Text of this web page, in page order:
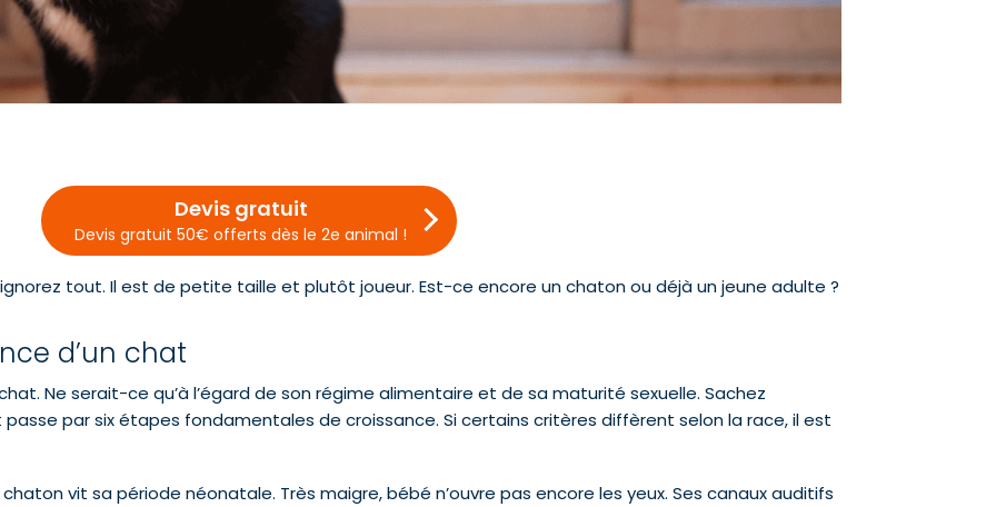
Devis gratuit
Devis gratuit 50€ offerts dès le 2e animal !
tout. Il est de petite taille et plutôt joueur. Est-ce encore un chaton ou déjà un jeune adulte ?
d’un chat
Ne serait-ce qu’à l’égard de son régime alimentaire et de sa maturité sexuelle. Sachez
passe par six étapes fondamentales de croissance. Si certains critères diffèrent selon la race, il est
chaton vit sa période néonatale. Très maigre, bébé n’ouvre pas encore les yeux. Ses canaux auditifs